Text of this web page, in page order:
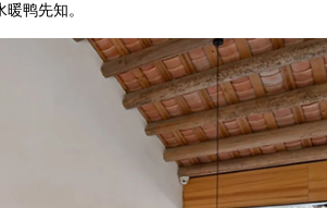
鸭先知。